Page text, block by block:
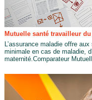
Mutuelle santé travailleur
L’assurance maladie offre
minimale en cas de maladie,
maternité.Comparateur